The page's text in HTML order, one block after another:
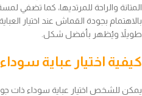
المتانة والراحة للمرتديها، كما تضفي
بالاهتمام بجودة القماش عند اختيار
طويلاً ويُظهر بأفضل شكل.
كيفية اختيار عباية
يمكن للشخص اختيار عباية سوداء ذات